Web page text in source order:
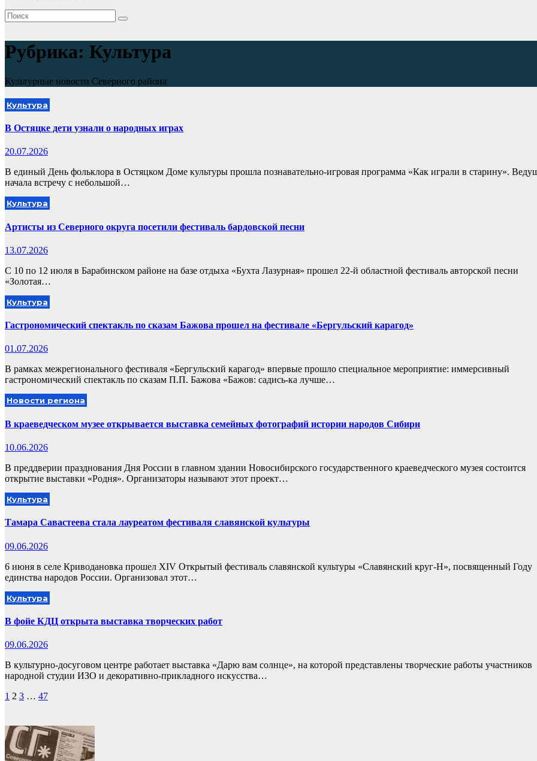
Рубрика: Культура
Культурные новости Северного района
Культура
В Остяцке дети узнали о народных играх
20.07.2026
В единый День фольклора в Остяцком Доме культуры прошла познавательно-игровая программа «Как играли в старину».
начала встречу с небольшой…
Культура
Артисты из Северного округа посетили фестиваль бардовской песни
13.07.2026
С 10 по 12 июля в Барабинском районе на базе отдыха «Бухта Лазурная» прошел 22-й областной фестиваль авторской песни
«Золотая…
Культура
Гастрономический спектакль по сказам Бажова прошел на фестивале «Бергульский карагод»
01.07.2026
В рамках межрегионального фестиваля «Бергульский карагод» впервые прошло специальное мероприятие: иммерсивный
гастрономический спектакль по сказам П.П. Бажова «Бажов: садись-ка лучше…
Новости региона
В краеведческом музее открывается выставка семейных фотографий истории народов Сибири
10.06.2026
В преддверии празднования Дня России в главном здании Новосибирского государственного краеведческого музея состоится
открытие выставки «Родня». Организаторы называют этот проект…
Культура
Тамара Савастеева стала лауреатом фестиваля славянской культуры
09.06.2026
6 июня в селе Криводановка прошел XIV Открытый фестиваль славянской культуры «Славянский круг-Н», посвященный Году
единства народов России. Организовал этот…
Культура
В фойе КДЦ открыта выставка творческих работ
09.06.2026
В культурно-досуговом центре работает выставка «Дарю вам солнце», на которой представлены творческие работы участников
народной студии ИЗО и декоративно-прикладного искусства…
Пагинация
1 2 3 … 47